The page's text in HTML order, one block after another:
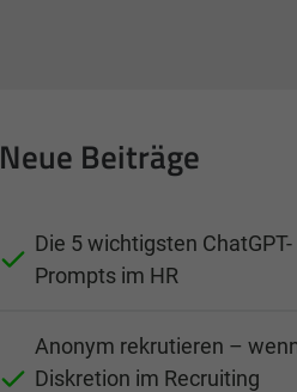
Neue Beiträge
Die 5 wichtigsten ChatGPT-
Prompts im HR
Anonym rekrutieren –
Diskretion im Recruiting